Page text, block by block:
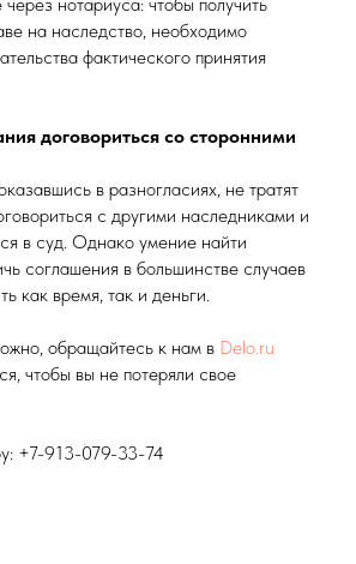
на наследство, необходимо
фактического принятия
договориться со сторонними
в разногласиях, не тратят
с другими наследниками и
в суд. Однако умение найти
соглашения в большинстве случаев
как время, так и деньги.
обращайтесь к нам в Delo.ru
чтобы вы не потеряли свое
+7-913-079-33-74